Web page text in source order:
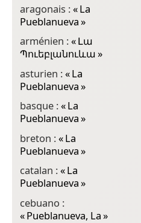
aragonais :«La
Pueblanueva»
arménien :«Լա
Պուեբլանուևա»
asturien :«La
Pueblanueva»
basque :«La
Pueblanueva»
breton :«La
Pueblanueva»
catalan :«La
Pueblanueva»
cebuano :
«Pueblanueva, La»